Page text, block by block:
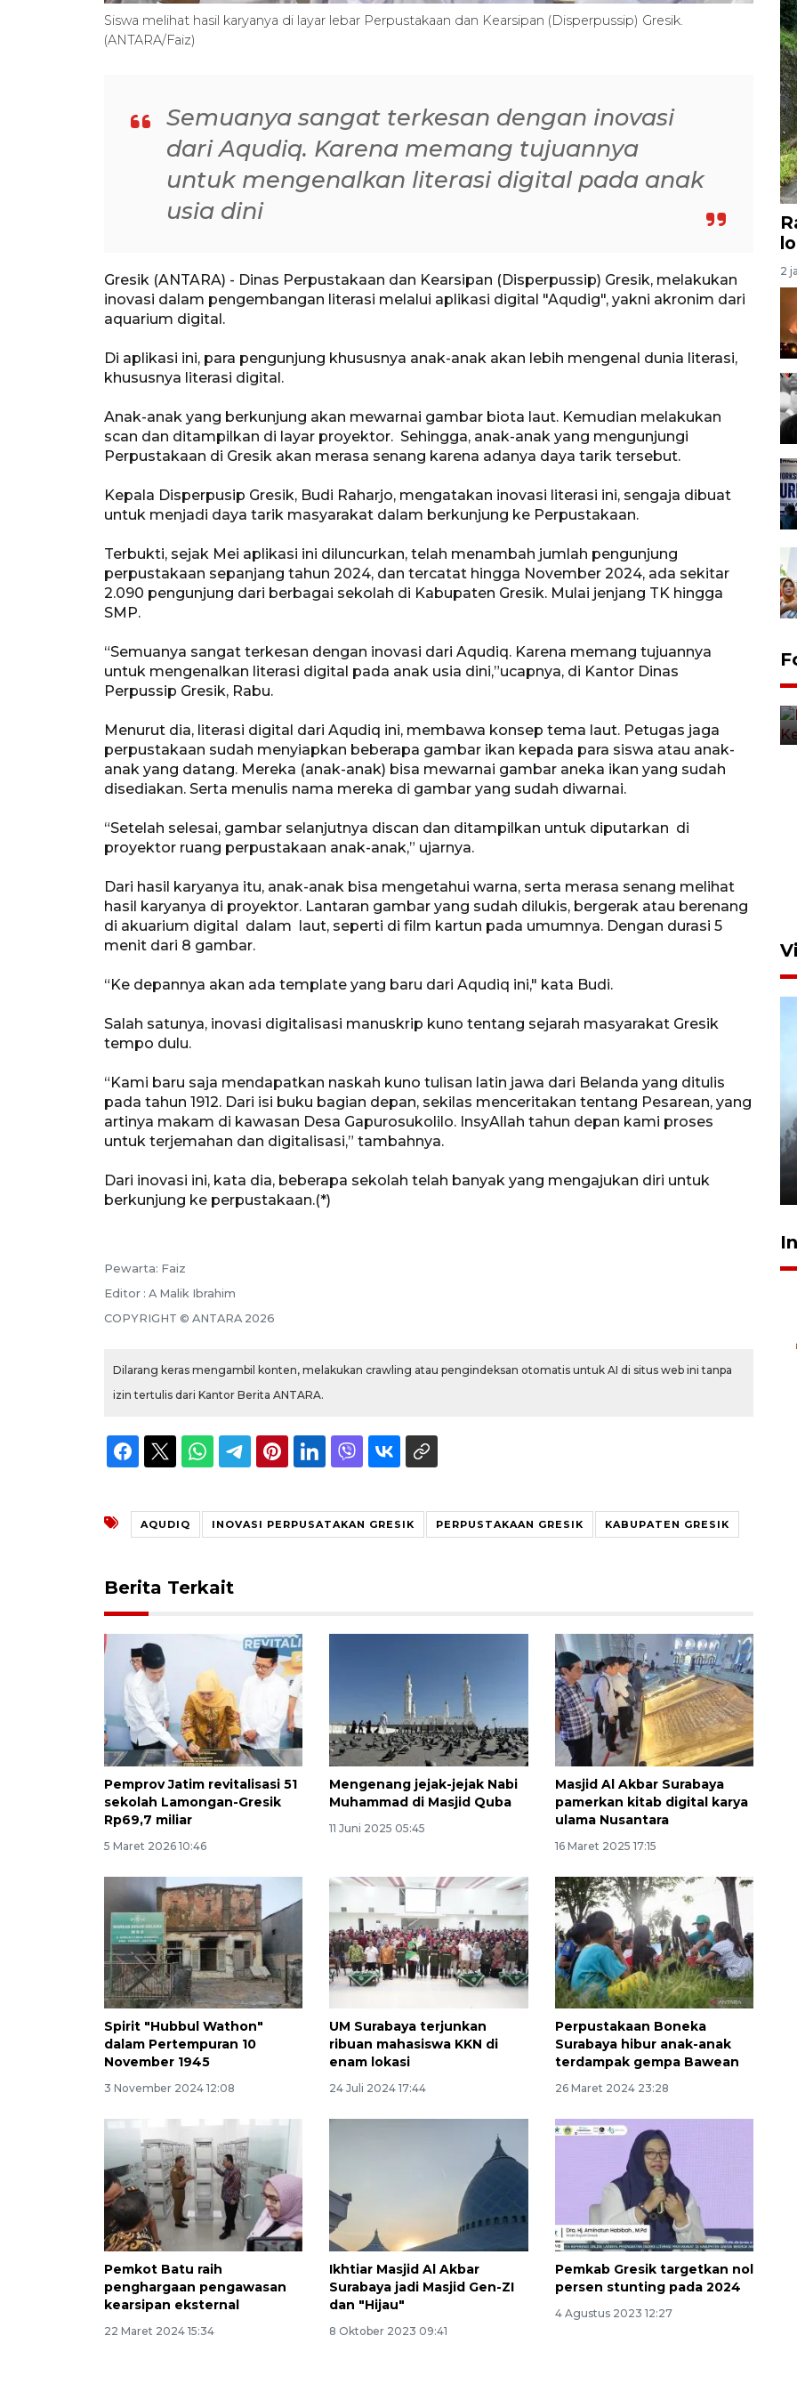
Siswa melihat hasil karyanya di layar lebar Perpustakaan dan Kearsipan (Disperpussip) Gresik.
(ANTARA/Faiz)
Semuanya sangat terkesan dengan inovasi
dari Aqudiq. Karena memang tujuannya
untuk mengenalkan literasi digital pada anak
usia dini
Gresik (ANTARA) - Dinas Perpustakaan dan Kearsipan (Disperpussip) Gresik, melakukan
inovasi dalam pengembangan literasi melalui aplikasi digital "Aqudig", yakni akronim dari
aquarium digital.
Di aplikasi ini, para pengunjung khususnya anak-anak akan lebih mengenal dunia literasi,
khususnya literasi digital.
Anak-anak yang berkunjung akan mewarnai gambar biota laut. Kemudian melakukan
scan dan ditampilkan di layar proyektor. Sehingga, anak-anak yang mengunjungi
Perpustakaan di Gresik akan merasa senang karena adanya daya tarik tersebut.
Kepala Disperpusip Gresik, Budi Raharjo, mengatakan inovasi literasi ini, sengaja dibuat
untuk menjadi daya tarik masyarakat dalam berkunjung ke Perpustakaan.
Terbukti, sejak Mei aplikasi ini diluncurkan, telah menambah jumlah pengunjung
perpustakaan sepanjang tahun 2024, dan tercatat hingga November 2024, ada sekitar
2.090 pengunjung dari berbagai sekolah di Kabupaten Gresik. Mulai jenjang TK hingga
SMP.
“Semuanya sangat terkesan dengan inovasi dari Aqudiq. Karena memang tujuannya
untuk mengenalkan literasi digital pada anak usia dini,”ucapnya, di Kantor Dinas
Perpussip Gresik, Rabu.
Menurut dia, literasi digital dari Aqudiq ini, membawa konsep tema laut. Petugas jaga
perpustakaan sudah menyiapkan beberapa gambar ikan kepada para siswa atau anak-
anak yang datang. Mereka (anak-anak) bisa mewarnai gambar aneka ikan yang sudah
disediakan. Serta menulis nama mereka di gambar yang sudah diwarnai.
“Setelah selesai, gambar selanjutnya discan dan ditampilkan untuk diputarkan di
proyektor ruang perpustakaan anak-anak,” ujarnya.
Dari hasil karyanya itu, anak-anak bisa mengetahui warna, serta merasa senang melihat
hasil karyanya di proyektor. Lantaran gambar yang sudah dilukis, bergerak atau berenang
di akuarium digital dalam laut, seperti di film kartun pada umumnya. Dengan durasi 5
menit dari 8 gambar.
“Ke depannya akan ada template yang baru dari Aqudiq ini," kata Budi.
Salah satunya, inovasi digitalisasi manuskrip kuno tentang sejarah masyarakat Gresik
tempo dulu.
“Kami baru saja mendapatkan naskah kuno tulisan latin jawa dari Belanda yang ditulis
pada tahun 1912. Dari isi buku bagian depan, sekilas menceritakan tentang Pesarean, yang
artinya makam di kawasan Desa Gapurosukolilo. InsyAllah tahun depan kami proses
untuk terjemahan dan digitalisasi,” tambahnya.
Dari inovasi ini, kata dia, beberapa sekolah telah banyak yang mengajukan diri untuk
berkunjung ke perpustakaan.(*)
Pewarta: Faiz
Editor : A Malik Ibrahim
COPYRIGHT © ANTARA 2026
Dilarang keras mengambil konten, melakukan crawling atau pengindeksan otomatis untuk AI di situs web ini tanpa
izin tertulis dari Kantor Berita ANTARA.
AQUDIQ INOVASI PERPUSATAKAN GRESIK PERPUSTAKAAN GRESIK KABUPATEN GRESIK
Berita Terkait
Pemprov Jatim revitalisasi 51
sekolah Lamongan-Gresik
Rp69,7 miliar
5 Maret 2026 10:46
Mengenang jejak-jejak Nabi
Muhammad di Masjid Quba
11 Juni 2025 05:45
Masjid Al Akbar Surabaya
pamerkan kitab digital karya
ulama Nusantara
16 Maret 2025 17:15
Spirit "Hubbul Wathon"
dalam Pertempuran 10
November 1945
3 November 2024 12:08
UM Surabaya terjunkan
ribuan mahasiswa KKN di
enam lokasi
24 Juli 2024 17:44
Perpustakaan Boneka
Surabaya hibur anak-anak
terdampak gempa Bawean
26 Maret 2024 23:28
Pemkot Batu raih
penghargaan pengawasan
kearsipan eksternal
22 Maret 2024 15:34
Ikhtiar Masjid Al Akbar
Surabaya jadi Masjid Gen-ZI
dan "Hijau"
8 Oktober 2023 09:41
Pemkab Gresik targetkan nol
persen stunting pada 2024
4 Agustus 2023 12:27
2
7 Agustus 2026 18:40
BPBD Jatim kerahkan "Drone
6 Agustus 2026 18:23
SPHP jaga harga beras